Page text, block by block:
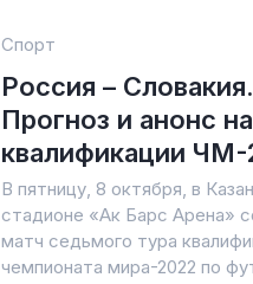
Спорт
Россия – Словакия.
Прогноз и анонс
квалификации ЧМ-
В пятницу, 8 октября, в
стадионе «Ак Барс Арена»
матч седьмого тура
чемпионата мира-2022 по